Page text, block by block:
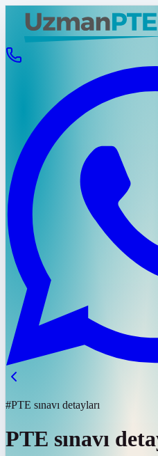
#PTE sınavı detayları
PTE sınavı